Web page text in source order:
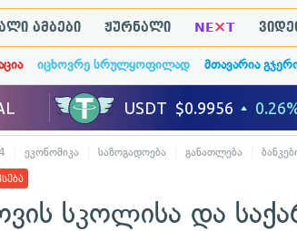
ამბები ჟურნალი NE×T
იცხოვრე სრულყოფილად მთავარია
ეკონომიკა საზოგადოება განათლება
სკოლისა და